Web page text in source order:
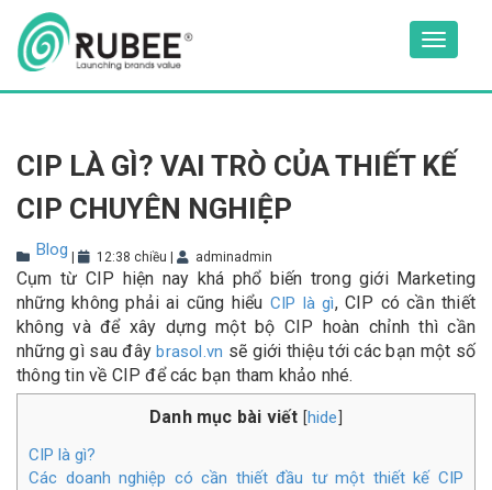
content
Toggle
CIP LÀ GÌ? VAI TRÒ CỦA THIẾT KẾ
CIP CHUYÊN NGHIỆP
Blog 12:38 chiều adminadmin
Cụm từ CIP hiện nay khá phổ biến trong giới Marketing
những không phải ai cũng hiểu CIP là gì, CIP có cần thiết
không và để xây dựng một bộ CIP hoàn chỉnh thì cần
những gì sau đâybrasol.vn sẽ giới thiệu tới các bạn một số
thông tin về CIP để các bạn tham khảo nhé.
Danh mục bài viết [hide
CIP là gì?
Các doanh nghiệp có cần thiết đầu tư một thiết kế CIP